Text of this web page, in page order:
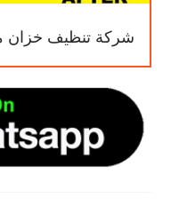
شركة تنظيف خزان مياه